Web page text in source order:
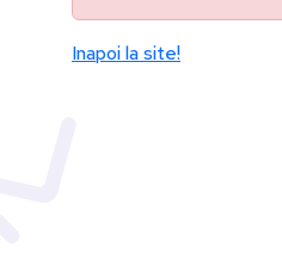
Inapoi la site!